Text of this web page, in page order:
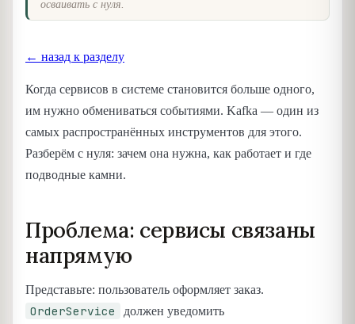
осваивать с нуля.
← назад к разделу
Когда сервисов в системе становится больше одного,
им нужно обмениваться событиями. Kafka — один из
самых распространённых инструментов для этого.
Разберём с нуля: зачем она нужна, как работает и где
подводные камни.
Проблема: сервисы связаны
напрямую
Представьте: пользователь оформляет заказ.
OrderService должен уведомить